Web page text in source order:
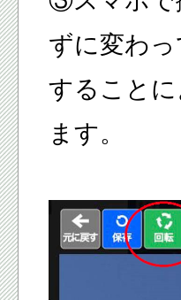
ずに変わ
すること
ます。